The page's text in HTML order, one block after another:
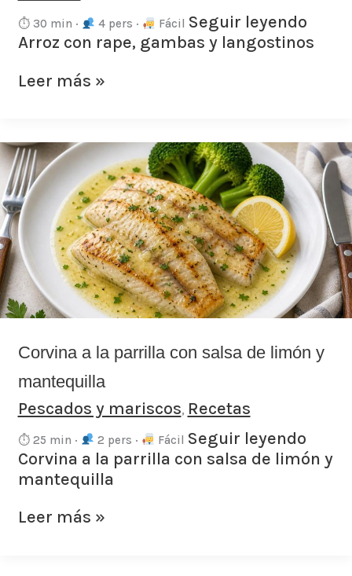
⏱ 30 min · 4 pers · Fácil Seguir leyendo
Arroz con rape, gambas y langostinos
Leer más »
Corvina a la parrilla con salsa de limón y
mantequilla
Pescados y mariscos, Recetas
⏱ 25 min · 2 pers · Fácil Seguir leyendo
Corvina a la parrilla con salsa de limón y
mantequilla
Corvina
a
la
parrilla
con
salsa
de
limón
y
mantequilla
Leer más »